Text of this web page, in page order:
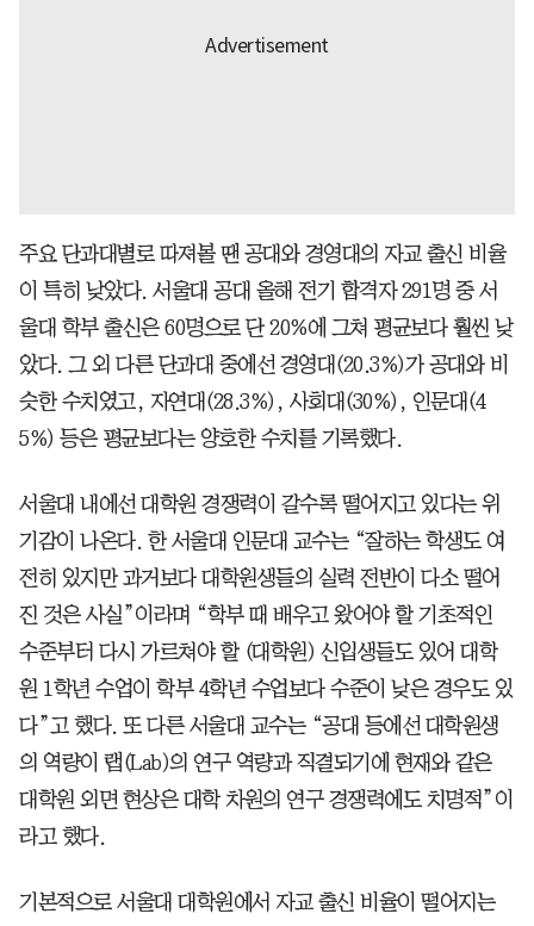
주요 단과대별로 따져볼 땐 공대와 경영대의 자교 출신 비율
이 특히 낮았다. 서울대 공대 올해 전기 합격자 291명 중 서
울대 학부 출신은 60명으로 단 20%에 그쳐 평균보다 훨씬 낮
았다. 그 외 다른 단과대 중에선 경영대(20.3%)가 공대와 비
슷한 수치였고, 자연대(28.3%), 사회대(30%), 인문대(4
5%) 등은 평균보다는 양호한 수치를 기록했다.
서울대 내에선 대학원 경쟁력이 갈수록 떨어지고 있다는 위
기감이 나온다. 한 서울대 인문대 교수는 “잘하는 학생도 여
전히 있지만 과거보다 대학원생들의 실력 전반이 다소 떨어
진 것은 사실”이라며 “학부 때 배우고 왔어야 할 기초적인
수준부터 다시 가르쳐야 할 (대학원) 신입생들도 있어 대학
원 1학년 수업이 학부 4학년 수업보다 수준이 낮은 경우도 있
다”고 했다. 또 다른 서울대 교수는 “공대 등에선 대학원생
의 역량이 랩(Lab)의 연구 역량과 직결되기에 현재와 같은
대학원 외면 현상은 대학 차원의 연구 경쟁력에도 치명적”이
라고 했다.
기본적으로 서울대 대학원에서 자교 출신 비율이 떨어지는